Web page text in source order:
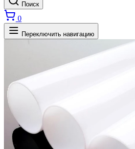
Поиск
0
Переключить навигацию